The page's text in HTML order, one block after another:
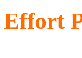
Effort